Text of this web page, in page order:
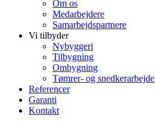
Om os
Medarbejdere
Samarbejdspartnere
Vi tilbyder
Nybyggeri
Tilbygning
Ombygning
Tømrer- og snedkerarbejde
Referencer
Garanti
Kontakt